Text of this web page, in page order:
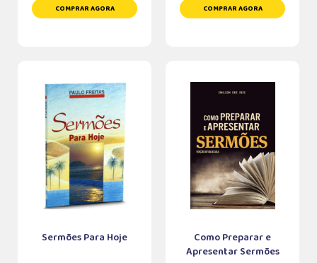
COMPRAR AGORA COMPRAR AGORA
Sermões Para Hoje
Como Preparar e
Apresentar Sermões